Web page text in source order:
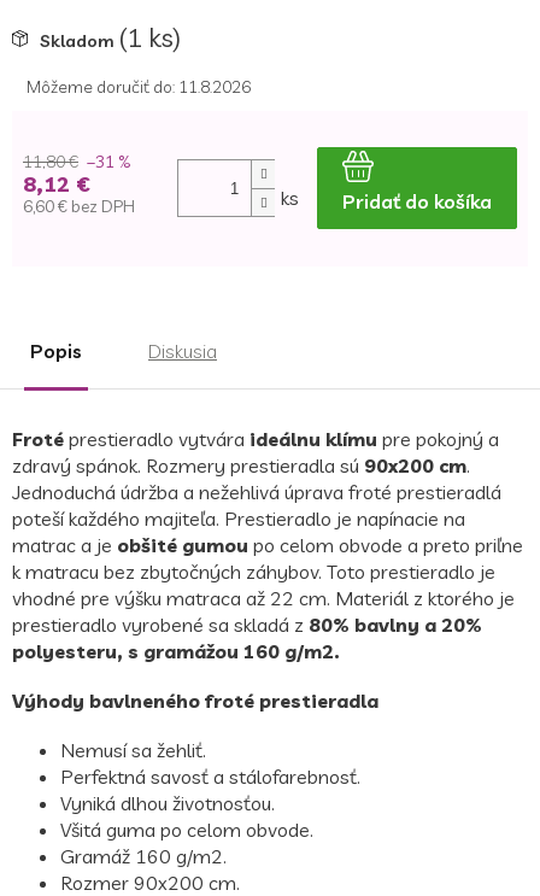
Skladom (1 ks)
Môžeme doručiť do: 11.8.2026
11,80 € –31 %
8,12 €
6,60 € bez DPH ks Pridať do košíka
Popis Diskusia
Froté prestieradlo vytvára ideálnu klímu pre pokojný a
zdravý spánok. Rozmery prestieradla sú 90x200 cm.
Jednoduchá údržba a nežehlivá úprava froté prestieradlá
poteší každého majiteľa. Prestieradlo je napínacie na
matrac a je obšité gumou po celom obvode a preto priľne
k matracu bez zbytočných záhybov. Toto prestieradlo je
vhodné pre výšku matraca až 22 cm. Materiál z ktorého je
prestieradlo vyrobené sa skladá z 80% bavlny a 20%
polyesteru, s gramážou 160 g/m2.
Výhody bavlneného froté prestieradla
Nemusí sa žehliť.
Perfektná savosť a stálofarebnosť.
Vyniká dlhou životnosťou.
Všitá guma po celom obvode.
Gramáž 160 g/m2.
Rozmer 90x200 cm.